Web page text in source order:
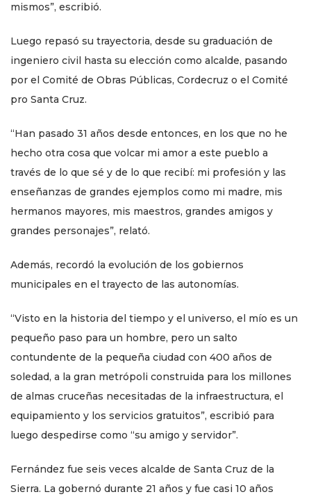
mismos”, escribió.
Luego repasó su trayectoria, desde su graduación de
ingeniero civil hasta su elección como alcalde, pasando
por el Comité de Obras Públicas, Cordecruz o el Comité
pro Santa Cruz.
“Han pasado 31 años desde entonces, en los que no he
hecho otra cosa que volcar mi amor a este pueblo a
través de lo que sé y de lo que recibí: mi profesión y las
enseñanzas de grandes ejemplos como mi madre, mis
hermanos mayores, mis maestros, grandes amigos y
grandes personajes”, relató.
Además, recordó la evolución de los gobiernos
municipales en el trayecto de las autonomías.
“Visto en la historia del tiempo y el universo, el mío es un
pequeño paso para un hombre, pero un salto
contundente de la pequeña ciudad con 400 años de
soledad, a la gran metrópoli construida para los millones
de almas cruceñas necesitadas de la infraestructura, el
equipamiento y los servicios gratuitos”, escribió para
luego despedirse como “su amigo y servidor”.
Fernández fue seis veces alcalde de Santa Cruz de la
Sierra. La gobernó durante 21 años y fue casi 10 años